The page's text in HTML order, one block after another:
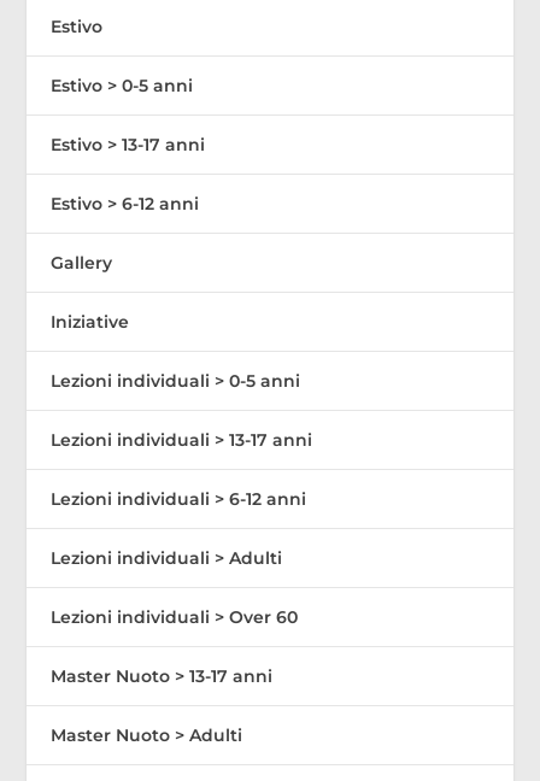
Estivo
Estivo > 0-5 anni
Estivo > 13-17 anni
Estivo > 6-12 anni
Gallery
Iniziative
Lezioni individuali > 0-5 anni
Lezioni individuali > 13-17 anni
Lezioni individuali > 6-12 anni
Lezioni individuali > Adulti
Lezioni individuali > Over 60
Master Nuoto > 13-17 anni
Master Nuoto > Adulti